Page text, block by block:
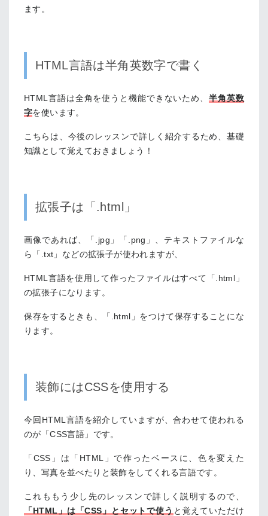
ます。
HTML言語は半角英数字で書く
HTML言語は全角を使うと機能できないため、 半角英数
字を使います。
こちらは、今後のレッスンで詳しく紹介するため、基礎
知識として覚えておきましょう！
拡張子は「.html」
画像であれば、「.jpg」「.png」、テキストファイルな
ら「.txt」などの拡張子が使われますが、
HTML言語を使用して作ったファイルはすべて「.html」
の拡張子になります。
保存をするときも、「.html」をつけて保存することにな
ります。
装飾にはCSSを使用する
今回HTML言語を紹介していますが、合わせて使われる
のが「CSS言語」です。
「CSS」は「HTML」で作ったベースに、色を変えた
り、写真を並べたりと装飾をしてくれる言語です。
これももう少し先のレッスンで詳しく説明するので、
「HTML」は「CSS」とセットで使う と覚えていただけ